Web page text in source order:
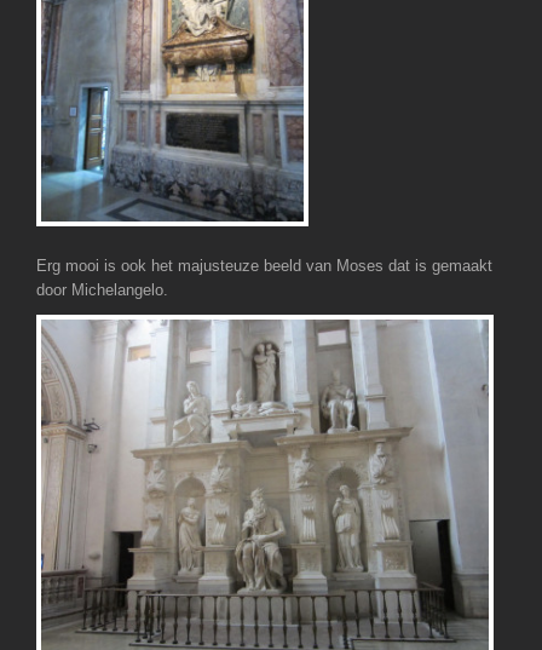
Erg mooi is ook het majusteuze beeld van Moses dat is gemaakt
door Michelangelo.